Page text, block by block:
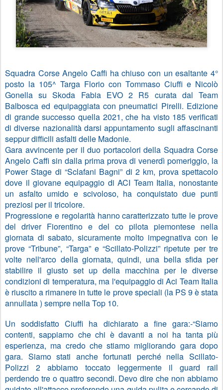
Squadra Corse Angelo Caffi ha chiuso con un esaltante 4°
posto la 105^ Targa Florio con Tommaso Ciuffi e Nicolò
Gonella su Skoda Fabia EVO 2 R5 curata dal Team
Balbosca ed equipaggiata con pneumatici Pirelli. Edizione
di grande successo quella 2021, che ha visto 185 verificati
di diverse nazionalità darsi appuntamento sugli affascinanti
seppur difficili asfalti delle Madonie.
Gara avvincente per il duo portacolori della Squadra Corse
Angelo Caffi sin dalla prima prova di venerdì pomeriggio, la
Power Stage di “Sclafani Bagni” di 2 km, prova spettacolo
dove il giovane equipaggio di ACI Team Italia, nonostante
un asfalto umido e scivoloso, ha conquistato due punti
preziosi per il tricolore.
Progressione e regolarità hanno caratterizzato tutte le prove
del driver Fiorentino e del co pilota piemontese nella
giornata di sabato, sicuramente molto impegnativa con le
prove “Tribune”, “Targa” e “Scillato-Polizzi” ripetute per tre
volte nell'arco della giornata, quindi, una bella sfida per
stabilire il giusto set up della macchina per le diverse
condizioni di temperatura, ma l'equipaggio di Aci Team Italia
è riuscito a rimanere in tutte le prove speciali (la PS 9 è stata
annullata ) sempre nella Top 10.
Un soddisfatto Ciuffi ha dichiarato a fine gara:-“Siamo
contenti, sappiamo che chi è davanti a noi ha tanta più
esperienza, ma credo che stiamo migliorando gara dopo
gara. Siamo stati anche fortunati perché nella Scillato-
Polizzi 2 abbiamo toccato leggermente il guard rail
perdendo tre o quattro secondi. Devo dire che non abbiamo